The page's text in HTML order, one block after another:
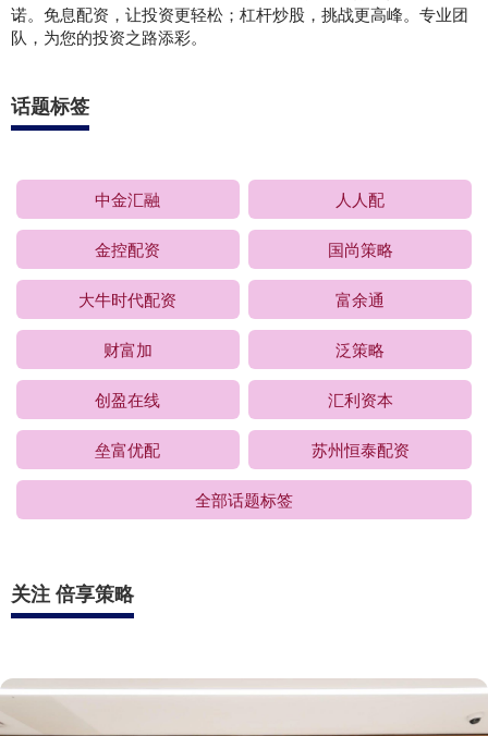
诺。免息配资，让投资更轻松；杠杆炒股，挑战更高峰。专业团
队，为您的投资之路添彩。
话题标签
中金汇融 人人配
金控配资 国尚策略
大牛时代配资 富余通
财富加 泛策略
创盈在线 汇利资本
垒富优配 苏州恒泰配资
全部话题标签
关注 倍享策略